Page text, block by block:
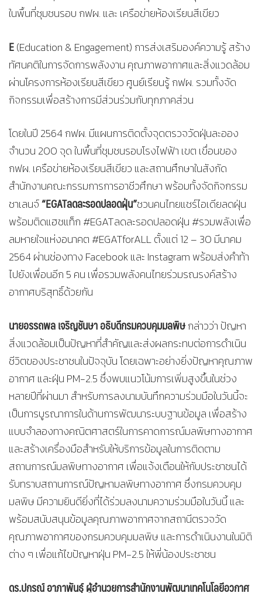
ในพื้นที่ชุมชนรอบ กฟผ. และ เครือข่ายห้องเรียนสีเขียว
E(Education & Engagement) การส่งเสริมองค์ความรู้ สร้าง
ทัศนคติในการจัดการพลังงาน คุณภาพอากาศและสิ่งแวดล้อม
ผ่านโครงการห้องเรียนสีเขียว ศูนย์เรียนรู้ กฟผ. รวมทั้งจัด
กิจกรรมเพื่อสร้างการมีส่วนร่วมกับทุกภาคส่วน
โดยในปี 2564 กฟผ. มีแผนการติดตั้งจุดตรวจวัดฝุ่นละออง
จำนวน 200 จุด ในพื้นที่ชุมชนรอบโรงไฟฟ้า เขต เขื่อนของ
กฟผ. เครือข่ายห้องเรียนสีเขียว และสถานศึกษาในสังกัด
สำนักงานคณะกรรมการการอาชีวศึกษา พร้อมทั้งจัดกิจกรรม
ชาเลนจ์“EGATลดละรอดปลอดฝุ่น”ชวนคนไทยแชร์ไอเดียลดฝุ่น
พร้อมติดแฮชแท็ก #EGATลดละรอดปลอดฝุ่น #รวมพลังเพื่อ
ลมหายใจแห่งอนาคต #EGATforALL ตั้งแต่ 12 – 30 มีนาคม
2564 ผ่านช่องทาง Facebook และ Instagram พร้อมส่งคำท้า
ไปยังเพื่อนอีก 5 คน เพื่อรวมพลังคนไทยร่วมรณรงค์สร้าง
อากาศบริสุทธิ์ด้วยกัน
นายอรรถพล เจริญชันษา อธิบดีกรมควบคุมมลพิษกล่าวว่า ปัญหา
สิ่งแวดล้อมเป็นปัญหาที่สำคัญและส่งผลกระทบต่อการดำเนิน
ชีวิตของประชาชนในปัจจุบัน โดยเฉพาะอย่างยิ่งปัญหาคุณภาพ
อากาศ และฝุ่น PM-2.5 ซึ่งพบแนวโน้มการเพิ่มสูงขึ้นในช่วง
หลายปีที่ผ่านมา สำหรับการลงนามบันทึกความร่วมมือในวันนี้จะ
เป็นการบูรณาการในด้านการพัฒนาระบบฐานข้อมูล เพื่อสร้าง
แบบจำลองทางคณิตศาสตร์ในการคาดการณ์มลพิษทางอากาศ
และสร้างเครื่องมือสำหรับให้บริการข้อมูลในการติดตาม
สถานการณ์มลพิษทางอากาศ เพื่อแจ้งเตือนให้กับประชาชนได้
รับทราบสถานการณ์ปัญหามลพิษทางอากาศ ซึ่งกรมควบคุม
มลพิษ มีความยินดียิ่งที่ได้ร่วมลงนามความร่วมมือในวันนี้ และ
พร้อมสนับสนุนข้อมูลคุณภาพอากาศจากสถานีตรวจวัด
คุณภาพอากาศของกรมควบคุมมลพิษ และการดำเนินงานในมิติ
ต่าง ๆ เพื่อแก้ไขปัญหาฝุ่น PM-2.5 ให้พี่น้องประชาชน
ดร.ปกรณ์ อาภาพันธุ์ ผู้อำนวยการสำนักงานพัฒนาเทคโนโลยีอวกาศ